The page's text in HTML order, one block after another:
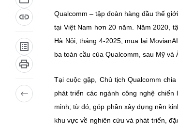
Qualcomm – tập đoàn hàng đầu thế
tại Việt Nam hơn 20 năm. Năm 2020,
Hà Nội; tháng 4-2025, mua lại
ba toàn cầu của Qualcomm, sau Mỹ và
Tại cuộc gặp, Chủ tịch Qualcomm
phát triển các ngành công nghệ
minh; từ đó, góp phần xây dựng nền
khu vực về nghiên cứu và phát triển,